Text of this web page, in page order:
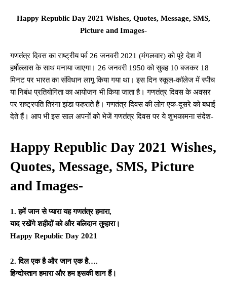
Happy Republic Day 2021 Wishes, Quotes, Message, SMS,
Picture and Images-
गणतंत्र दिवस का राष्ट्रीय पर्व 26 जनवरी 2021 (मंगलवार) को पूरे देश में
हर्षोल्लास के साथ मनाया जाएगा। 26 जनवरी 1950 को सुबह 10 बजकर 18
मिनट पर भारत का संविधान लागू किया गया था। इस दिन स्कूल-कॉलेज में स्पीच
या निबंध प्रतियोगिता का आयोजन भी किया जाता है। गणतंत्र दिवस के अवसर
पर राष्ट्रपति तिरंगा झंडा फहराते हैं। गणतंत्र दिवस की लोग एक-दूसरे को बधाई
देते हैं। आप भी इस साल अपनों को भेजें गणतंत्र दिवस पर ये शुभकामना संदेश-
Happy Republic Day 2021 Wishes,
Quotes, Message, SMS, Picture
and Images-
1. हमें जान से प्यारा यह गणतंत्र हमारा,
याद रखेंगे शहीदों को और बलिदान तुम्हारा।
Happy Republic Day 2021
2. दिल एक है और जान एक है….
हिन्दोस्तान हमारा और हम इसकी शान हैं।